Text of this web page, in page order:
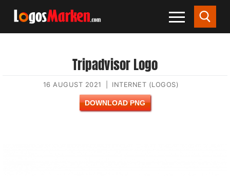
Tripadvisor Logo
16 AUGUST 2021 INTERNET (LOGOS)
DOWNLOAD PNG